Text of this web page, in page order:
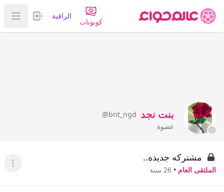
كوبونات
الراقية تسجيل
عرض
بنت نجد @bnt_ngd
عضوة
مشتركه جديده..
الملتقى العام • 26 سنة عرض